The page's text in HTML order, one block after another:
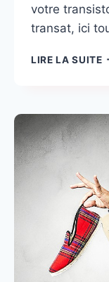
votre
transat, ici
LIRE LA SUITE